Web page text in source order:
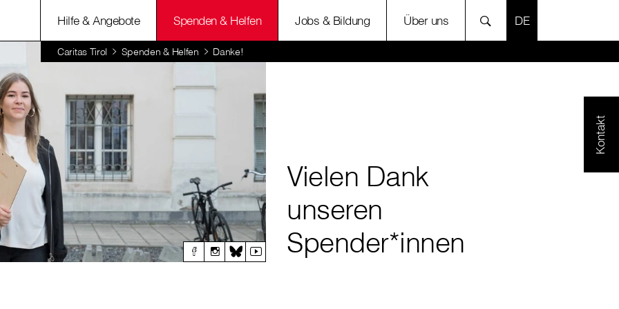
Hilfe & Angebote Spenden & Helfen Jobs & Bildung Über uns SPRACHE
Caritas Tirol Spenden & Helfen Danke!
Kontakt
Vielen Dank
unseren
Spender*innen